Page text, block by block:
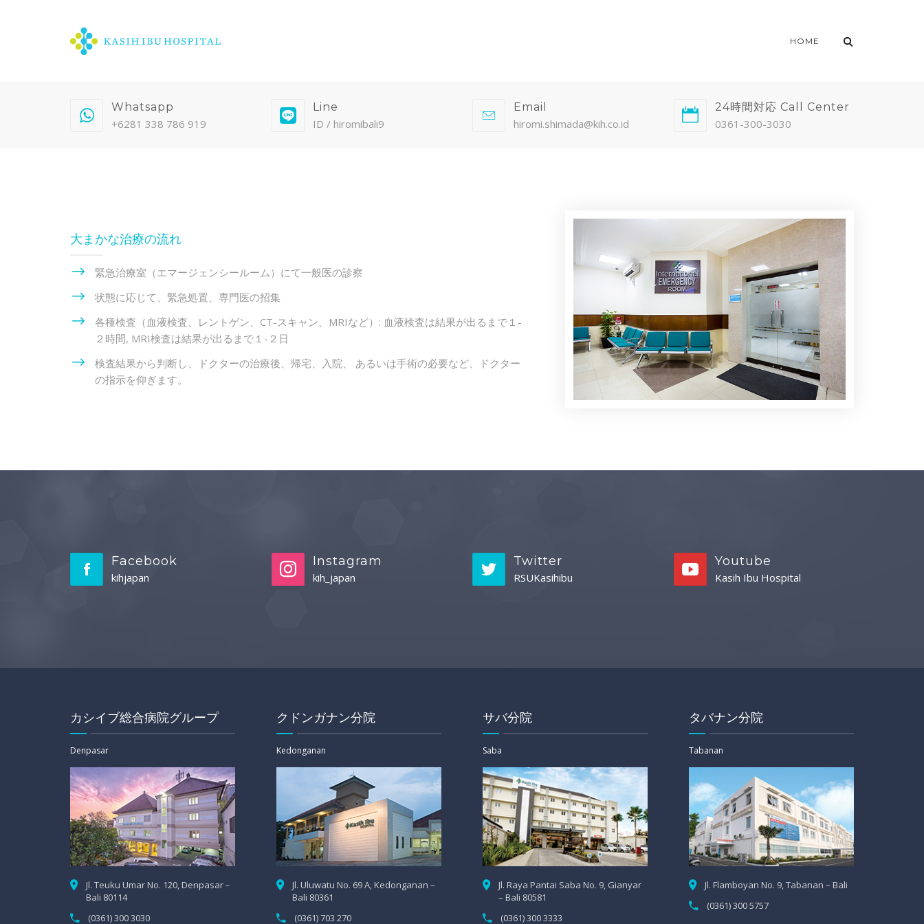
HOME
Whatsapp
+6281 338 786 919
Line
ID / hiromibali9
Email
hiromi.shimada@kih.co.id
24時間対応 Call Center
0361-300-3030
大まかな治療の流れ
緊急治療室（エマージェンシールーム）にて一般医の診察
状態に応じて、緊急処置、専門医の招集
各種検査（血液検査、レントゲン、CT-スキャン、MRIなど）: 血液検査は結果が出るまで１-
２時間, MRI検査は結果が出るまで１-２日
検査結果から判断し、ドクターの治療後、帰宅、入院、 あるいは手術の必要など、ドクター
の指示を仰ぎます。
Facebook
kihjapan
Instagram
kih_japan
Twitter
RSUKasihibu
Youtube
Kasih Ibu Hospital
カシイブ総合病院グループ
Denpasar
Jl. Teuku Umar No. 120, Denpasar –
Bali 80114
(0361) 300 3030
クドンガナン分院
Kedonganan
Jl. Uluwatu No. 69 A, Kedonganan –
Bali 80361
(0361) 703 270
サバ分院
Saba
Jl. Raya Pantai Saba No. 9, Gianyar
– Bali 80581
(0361) 300 3333
タバナン分院
Tabanan
Jl. Flamboyan No. 9, Tabanan – Bali
(0361) 300 5757